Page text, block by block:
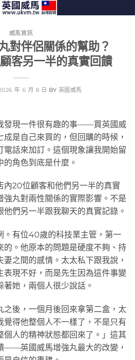
威馬資訊
對伴侶關係的幫助？
客另一半的真實回饋
年 6 月 8 日 BY 英國威馬
發現一件很有趣的事——買英國威
是自己來買的，但回購的時候，
電話來加訂。這個現象讓我開始留
角色到底是什麼。
內20位顧客和他們另一半的真實
強丸對兩性關係的實際影響。不是
們另一半跟我聊天的真實記錄。
。有位40歲的科技業主管，第一
的。他原本的問題是硬度不夠、持
之間的感情。太太私下跟我說，
表現不好，而是先生因為這件事變
她，兩個人很少說話。
之後，一個月後回來拿第二盒，太
覺得他整個人不一樣了，不是只有
個人的精神狀態都回來了。」這其
——英國威馬增強丸最大的改變，